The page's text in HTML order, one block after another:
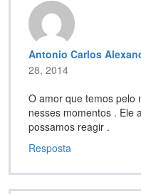
Antonio Carlos
28, 2014
O amor que temos pelo
nesses momentos . Ele
possamos reagir .
Resposta